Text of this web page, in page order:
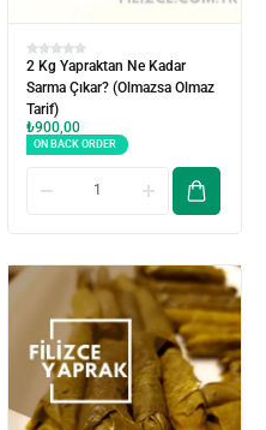
2 Kg Yapraktan Ne Kadar
Sarma Çıkar? (Olmazsa Olmaz
Tarif)
₺900,00
ON BACK ORDER